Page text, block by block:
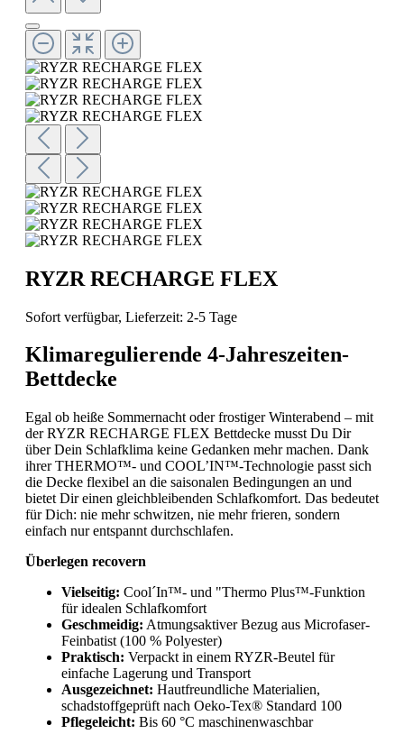
RYZR RECHARGE FLEX
Sofort verfügbar, Lieferzeit: 2-5 Tage
Klimaregulierende 4-Jahreszeiten-
Bettdecke
Egal ob heiße Sommernacht oder frostiger Winterabend – mit
der RYZR RECHARGE FLEX Bettdecke musst Du Dir
über Dein Schlafklima keine Gedanken mehr machen. Dank
ihrer THERMO™- und COOL’IN™-Technologie passt sich
die Decke flexibel an die saisonalen Bedingungen an und
bietet Dir einen gleichbleibenden Schlafkomfort. Das bedeutet
für Dich: nie mehr schwitzen, nie mehr frieren, sondern
einfach nur entspannt durchschlafen.
Überlegen recovern
Vielseitig: Cool´In™- und "Thermo Plus™-Funktion
für idealen Schlafkomfort
Geschmeidig: Atmungsaktiver Bezug aus Microfaser-
Feinbatist (100 % Polyester)
Praktisch: Verpackt in einem RYZR-Beutel für
einfache Lagerung und Transport
Ausgezeichnet: Hautfreundliche Materialien,
schadstoffgeprüft nach Oeko-Tex® Standard 100
Pflegeleicht: Bis 60 °C maschinenwaschbar